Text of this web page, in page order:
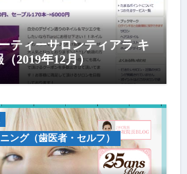
ティーサロンティアラ キ
2019年12月）
ング（歯医者・セルフ）